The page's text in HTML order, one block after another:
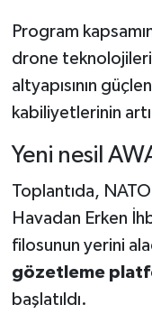
Program
drone
altyapısının
kabiliyetlerinin
Yeni nesil
Toplantıda,
Havadan Erken
filosunun yerini
gözetleme
başlatıldı.